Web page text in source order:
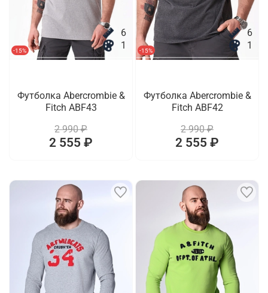
-15%
6
1
Футболка Abercrombie &
Fitch ABF43
2 990 ₽
2 555 ₽
-15%
6
1
Футболка Abercrombie &
Fitch ABF42
2 990 ₽
2 555 ₽